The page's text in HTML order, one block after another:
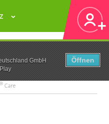
GmbH
Öffnen
Care